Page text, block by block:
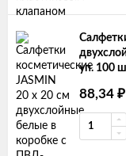
уп. 100
88,34 ₽